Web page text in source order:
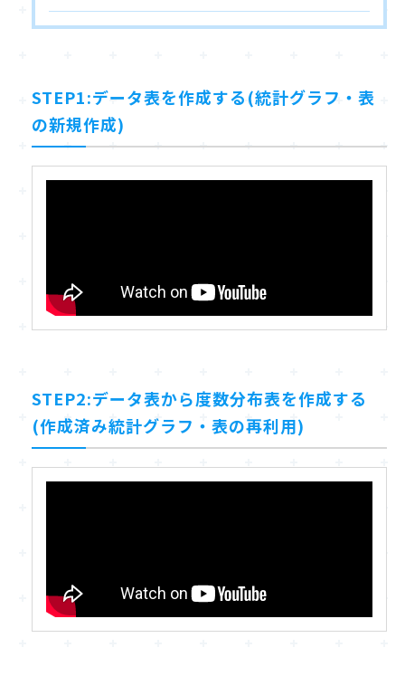
STEP1:データ表を作成する(統計グラフ・表
の新規作成)
STEP2:データ表から度数分布表を作成する
(作成済み統計グラフ・表の再利用)